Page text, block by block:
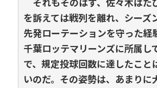
それもそのはず、佐々木はた
を訴えては戦列を離れ、シーズ
先発ローテーションを守った経
千葉ロッテマリーンズに所属し
で、規定投球回数に達したこと
いのだ。その姿勢は、あまりに